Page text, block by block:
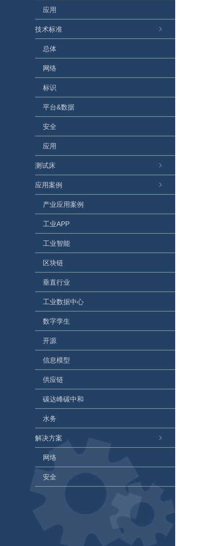
应用
技术标准
总体
网络
标识
平台&数据
安全
应用
测试床
应用案例
产业应用案例
工业APP
工业智能
区块链
垂直行业
工业数据中心
数字孪生
开源
信息模型
供应链
碳达峰碳中和
水务
解决方案
网络
安全